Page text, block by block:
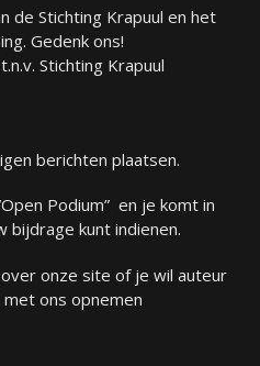
de Stichting Krapuul en het
Gedenk ons!
Stichting Krapuul
berichten plaatsen.
Podium” en je komt in
bijdrage kunt indienen.
onze site of je wil auteur
met ons opnemen